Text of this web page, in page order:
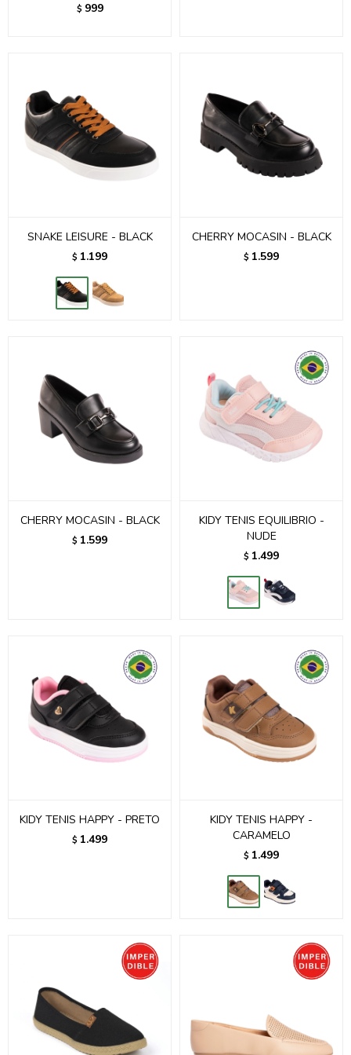
$ 999
SNAKE LEISURE - BLACK
$ 1.199
CHERRY MOCASIN - BLACK
$ 1.599
CHERRY MOCASIN - BLACK
$ 1.599
KIDY TENIS EQUILIBRIO -
NUDE
$ 1.499
KIDY TENIS HAPPY - PRETO
$ 1.499
KIDY TENIS HAPPY -
CARAMELO
$ 1.499